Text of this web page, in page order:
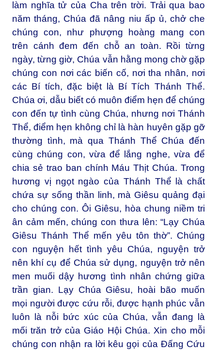
làm nghĩa tử của Cha trên trời. Trải qua bao
năm tháng, Chúa đã nâng niu ấp ủ, chở che
chúng con, như phượng hoàng mang con
trên cánh đem đến chỗ an toàn. Rồi từng
ngày, từng giờ, Chúa vẫn hằng mong chờ gặp
chúng con nơi các biến cố, nơi tha nhân, nơi
các Bí tích, đặc biệt là Bí Tích Thánh Thể.
Chúa ơi, dẫu biết có muôn điểm hẹn để chúng
con đến tự tình cùng Chúa, nhưng nơi Thánh
Thể, điểm hẹn không chỉ là hàn huyên gặp gỡ
thường tình, mà qua Thánh Thể Chúa đến
cùng chúng con, vừa để lắng nghe, vừa để
chia sẻ trao ban chính Máu Thịt Chúa. Trong
hương vị ngọt ngào của Thánh Thể là chất
chứa sự sống thần linh, mà Giêsu quảng đại
cho chúng con. Ôi Giêsu, hòa chung niềm tri
ân cảm mến, chúng con thưa lên: “Lạy Chúa
Giêsu Thánh Thể mến yêu tôn thờ”. Chúng
con nguyện hết tình yêu Chúa, nguyện trở
nên khí cụ để Chúa sử dụng, nguyện trở nên
men muối dậy hương tình nhân chứng giữa
trần gian. Lạy Chúa Giêsu, hoài bão muốn
mọi người được cứu rỗi, được hạnh phúc vẫn
luôn là nỗi bức xúc của Chúa, vẫn đang là
mối trăn trở của Giáo Hội Chúa. Xin cho mỗi
chúng con nhận ra lời kêu gọi của Đấng Cứu